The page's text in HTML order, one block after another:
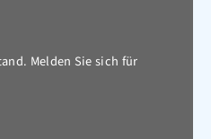
Melden Sie sich für